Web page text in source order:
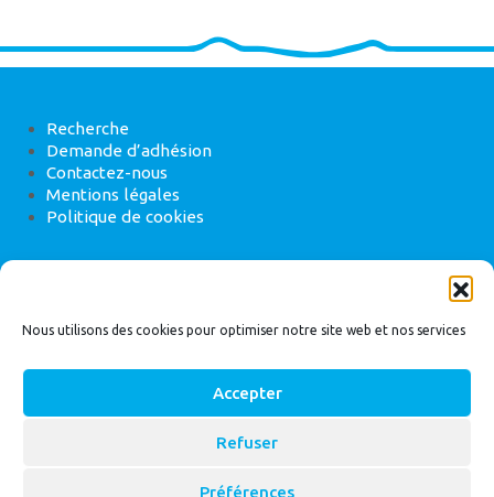
Nous utilisons des cookies pour optimiser notre site web et nos services
Accepter
Refuser
Préférences
Recherche
Demande d’adhésion
Contactez-nous
Mentions légales
Politique de cookies